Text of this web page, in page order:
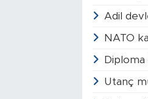
Adil
NATO
Utanç